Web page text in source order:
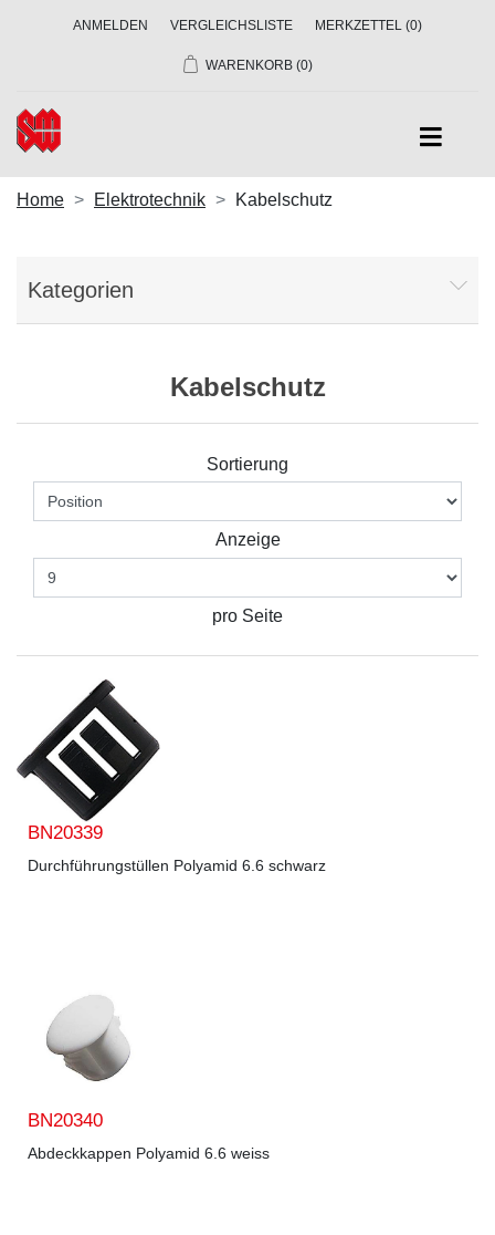
ANMELDEN VERGLEICHSLISTE MERKZETTEL (0)
WARENKORB (0)
Home Elektrotechnik Kabelschutz
Kategorien
Kabelschutz
Sortierung
Anzeige
pro Seite
BN20339
Durchführungstüllen Polyamid 6.6 schwarz
BN20340
Abdeckkappen Polyamid 6.6 weiss